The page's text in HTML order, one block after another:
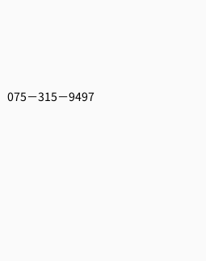
－315－9497